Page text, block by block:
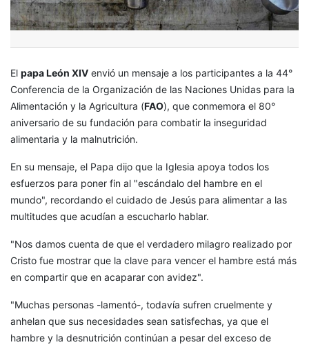
El papa León XIV envió un mensaje a los participantes a la 44°
Conferencia de la Organización de las Naciones Unidas para la
Alimentación y la Agricultura (FAO), que conmemora el 80°
aniversario de su fundación para combatir la inseguridad
alimentaria y la malnutrición.
En su mensaje, el Papa dijo que la Iglesia apoya todos los
esfuerzos para poner fin al "escándalo del hambre en el
mundo", recordando el cuidado de Jesús para alimentar a las
multitudes que acudían a escucharlo hablar.
"Nos damos cuenta de que el verdadero milagro realizado por
Cristo fue mostrar que la clave para vencer el hambre está más
en compartir que en acaparar con avidez".
"Muchas personas -lamentó-, todavía sufren cruelmente y
anhelan que sus necesidades sean satisfechas, ya que el
hambre y la desnutrición continúan a pesar del exceso de